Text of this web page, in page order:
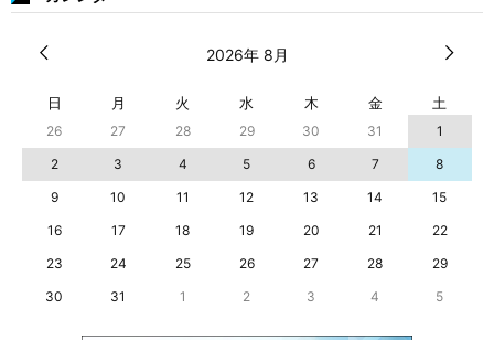
2026年 8月
日 月 火 水 木 金 土
26 27 28 29 30 31
1
2
3 4 5 6 7
8
9
10 11 12 13 14
15
16
17 18 19 20 21
22
23
24 25 26 27 28
29
30
31 1 2 3 4 5